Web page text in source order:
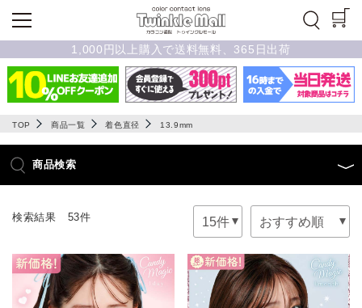
1,000円以上購入で送料無料、365日出荷
TOP 商品一覧 着色直径 13.9mm
商品検索
検索結果 53件